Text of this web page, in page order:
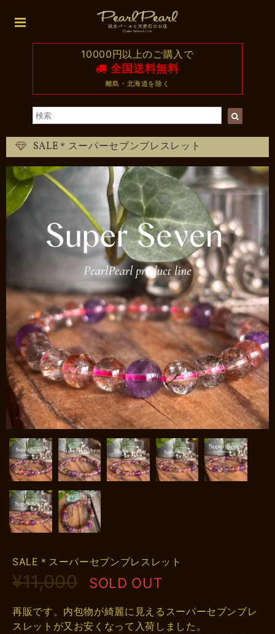
10000円以上のご購入で
全国送料無料
離島・北海道を除く
SALE＊スーパーセブンブレスレット
SALE＊スーパーセブンブレスレット
¥11,000 SOLD OUT
再販です。内包物が綺麗に見えるスーパーセブンブレ
スレットが又お安くなって入荷しました。